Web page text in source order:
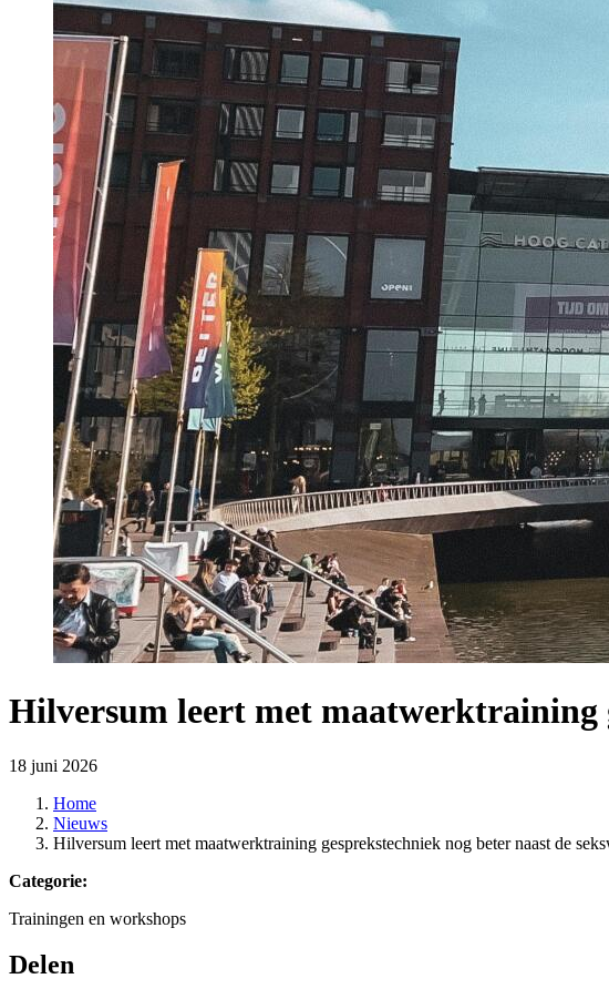
Hilversum leert met maatwerktraining
18 juni 2026
Home
Nieuws
Hilversum leert met maatwerktraining gesprekstechniek nog beter naast de
Categorie:
Trainingen en workshops
Delen